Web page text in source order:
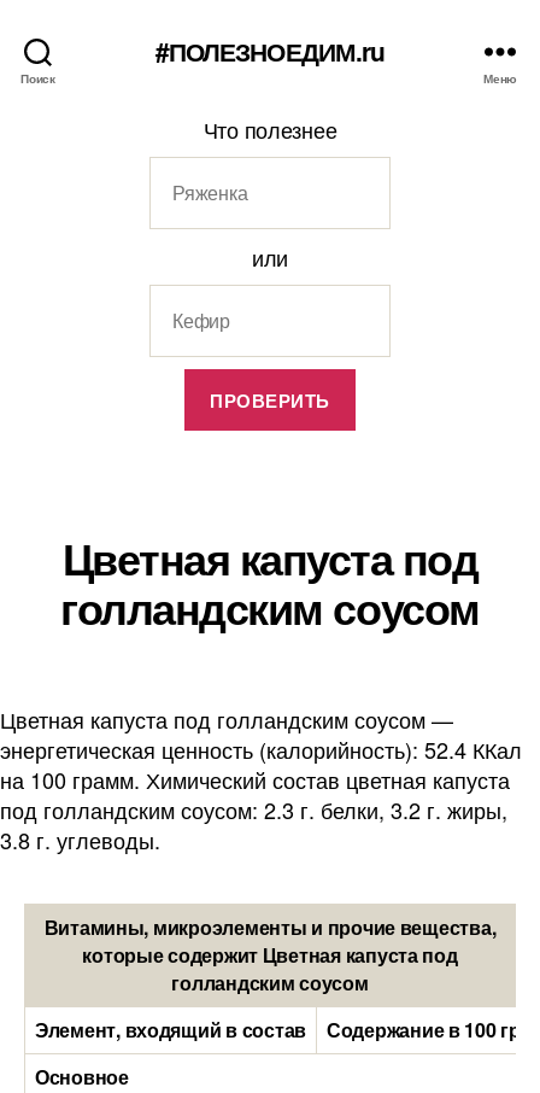
Поиск
#ПОЛЕЗНОЕДИМ.ru
Меню
Что полезнее
или
Цветная капуста под
голландским соусом
Цветная капуста под голландским соусом —
энергетическая ценность (калорийность): 52.4 ККал
на 100 грамм. Химический состав цветная капуста
под голландским соусом: 2.3 г. белки, 3.2 г. жиры,
3.8 г. углеводы.
Витамины, микроэлементы и прочие вещества,
которые содержит Цветная капуста под
голландским соусом
Элемент, входящий в состав
Содержание в 100
Основное